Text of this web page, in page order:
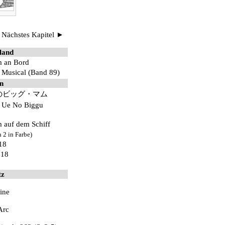
Nächstes Kapitel ►
an Bord
(Band 89)
ビッグ・マム
No Biggu
auf dem Schiff
2 in Farbe)